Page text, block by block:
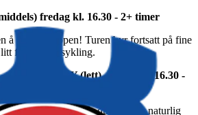
fredag kl. 16.30 - 2+ timer
å besøke toppen! Turen byr fortsatt på fine
fersk på stisykling.
- GIRLS ONLY (lett), fredag kl. 16.30 -
Her får du oppleve naturlig